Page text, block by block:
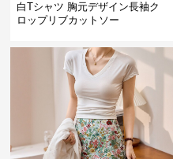
白Tシャツ 胸元デザイン長袖ク
ロップリブカットソー